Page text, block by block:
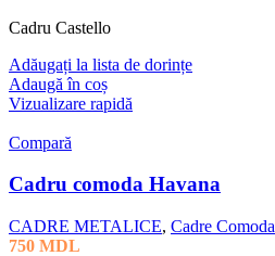
Cadru Castello
Adăugați la lista de dorințe
Adaugă în coș
Vizualizare rapidă
Compară
Cadru comoda Havana
CADRE METALICE, Cadre Comoda
750 MDL